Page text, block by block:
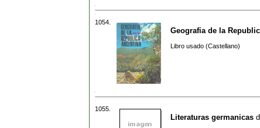
1054.
Geografia de la
Libro usado (Castellano)
1055.
Literaturas germanicas